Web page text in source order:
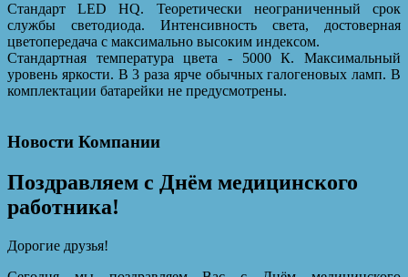
Стандарт LED HQ. Теоретически неограниченный срок
службы светодиода. Интенсивность света, достоверная
цветопередача с максимально высоким индексом.
Стандартная температура цвета - 5000 К. Максимальный
уровень яркости. В 3 раза ярче обычных галогеновых ламп. В
комплектации батарейки не предусмотрены.
Новости Компании
Поздравляем с Днём медицинского
работника!
Дорогие друзья!